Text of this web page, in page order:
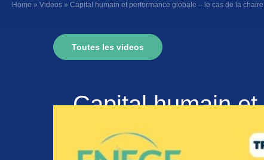
Home » Videos » Capital humain et performance globale – le cas de la
Toutes les videos
Capital humain